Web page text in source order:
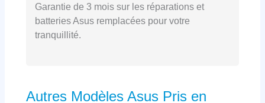
Garantie de 3 mois sur les réparations et
batteries Asus remplacées pour votre
tranquillité.
Autres Modèles Asus Pris en